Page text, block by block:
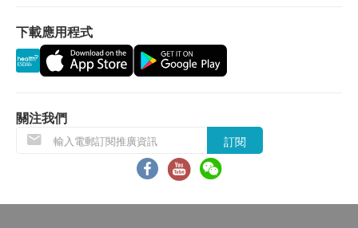
主要成分
鹽酸葡萄糖胺、硫酸軟骨素、 有機硫、透明質酸、果
糖硼酸鈣、維他命D3
退換條款：
當顧客收取已訂購之貨品時，有責任檢查貨品是否
有損毀情況，一經確認簽收，恕不接受退換。
或過期退回，供應商有權不受理。
如有其他損壞或遺漏查詢，顧客必須保留有效收據
正本，並於送貨後3個工作天內按下列方式聯絡 永
明製藥 客戶服務部跟進。
電郵:marketing@wmm.com.hk
下載應用程式
關注我們
訂閱